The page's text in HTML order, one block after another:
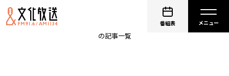
番組表
の記事一覧